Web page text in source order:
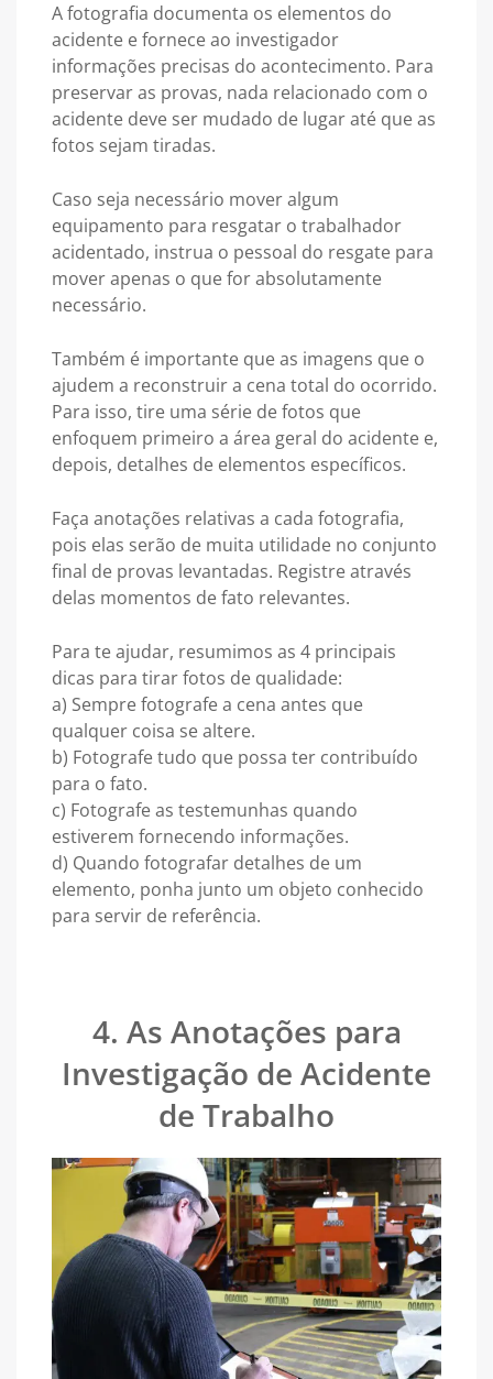
A fotografia documenta os elementos do
acidente e fornece ao investigador
informações precisas do acontecimento. Para
preservar as provas, nada relacionado com o
acidente deve ser mudado de lugar até que as
fotos sejam tiradas.
Caso seja necessário mover algum
equipamento para resgatar o trabalhador
acidentado, instrua o pessoal do resgate para
mover apenas o que for absolutamente
necessário.
Também é importante que as imagens que o
ajudem a reconstruir a cena total do ocorrido.
Para isso, tire uma série de fotos que
enfoquem primeiro a área geral do acidente e,
depois, detalhes de elementos específicos.
Faça anotações relativas a cada fotografia,
pois elas serão de muita utilidade no conjunto
final de provas levantadas. Registre através
delas momentos de fato relevantes.
Para te ajudar, resumimos as 4 principais
dicas para tirar fotos de qualidade:
a) Sempre fotografe a cena antes que
qualquer coisa se altere.
b) Fotografe tudo que possa ter contribuído
para o fato.
c) Fotografe as testemunhas quando
estiverem fornecendo informações.
d) Quando fotografar detalhes de um
elemento, ponha junto um objeto conhecido
para servir de referência.
4. As Anotações para
Investigação de Acidente
de Trabalho